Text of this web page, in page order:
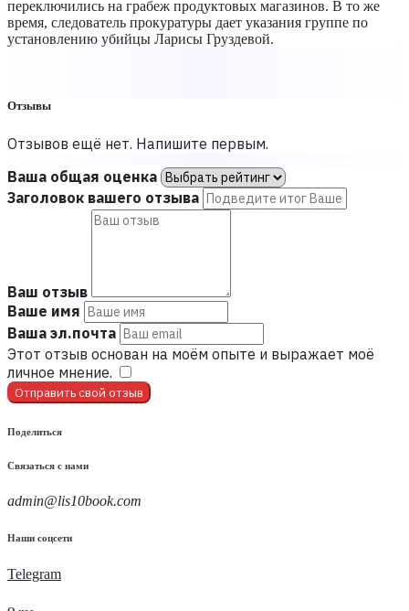
переключились на грабеж продуктовых магазинов. В то же
время, следователь прокуратуры дает указания группе по
установлению убийцы Ларисы Груздевой.
Отзывы
Отзывов ещё нет. Напишите первым.
Ваша общая оценка
Заголовок вашего отзыва
Ваш отзыв
Ваше имя
Ваша эл.почта
Этот отзыв основан на моём опыте и выражает моё
личное мнение.
Отправить свой отзыв
Поделиться
Связаться с нами
admin@lis10book.com
Наши соцсети
Telegram